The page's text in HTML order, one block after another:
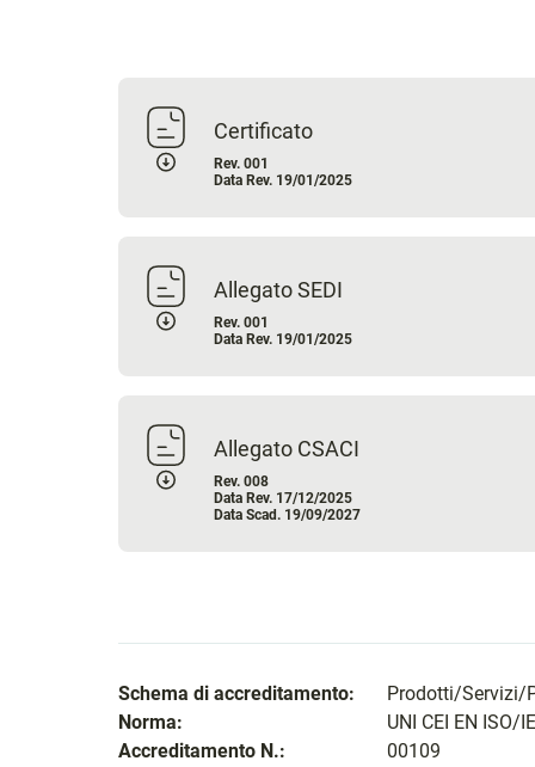
Certificato
Rev. 001
Data Rev. 19/01/2025
Allegato SEDI
Rev. 001
Data Rev. 19/01/2025
Allegato CSACI
Rev. 008
Data Rev. 17/12/2025
Data Scad. 19/09/2027
Schema di accreditamento:
Prodotti/Servizi/
Norma:
UNI CEI EN ISO/
Accreditamento N.:
00109